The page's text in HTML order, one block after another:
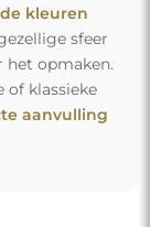
kleuren
sfeer
het opmaken.
klassieke
aanvulling